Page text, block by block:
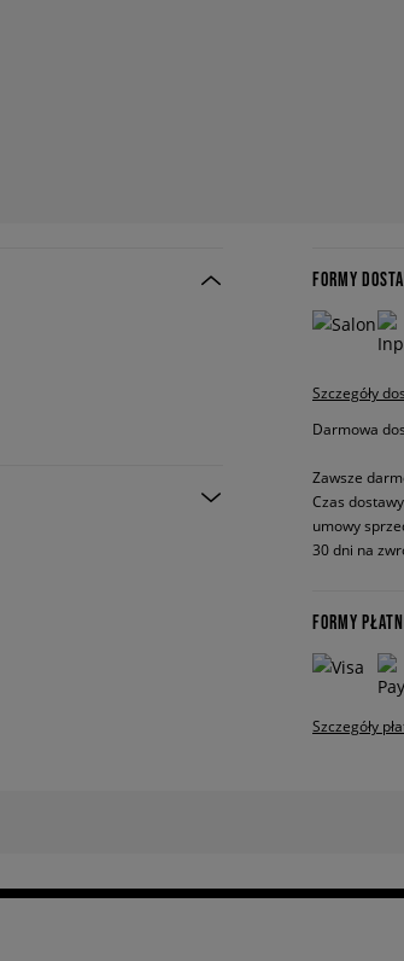
FORMY
Szczegóły
Darmowa
Zawsze
Czas
umowy
30 dni na
FORMY
Szczegóły